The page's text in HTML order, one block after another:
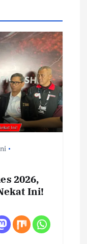
2026,
Ini!